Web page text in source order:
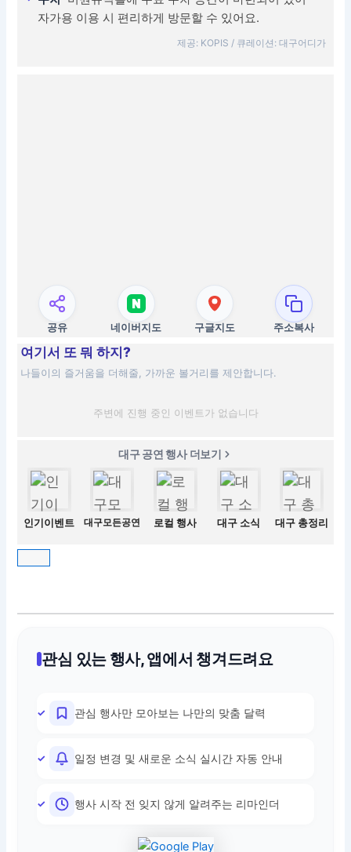
자가용 이용 시 편리하게 방문할 수 있어요.
제공: KOPIS / 큐레이션: 대구어디가
공유 네이버지도 구글지도 주소복사
여기서 또 뭐 하지?
나들이의 즐거움을 더해줄, 가까운 볼거리를 제안합니다.
주변에 진행 중인 이벤트가 없습니다
대구 공연 행사 더보기
인기이벤트 대구모든공연 로컬 행사 대구 소식 대구 총정리
관심 있는 행사, 앱에서 챙겨드려요
관심 행사만 모아보는 나만의 맞춤 달력
일정 변경 및 새로운 소식 실시간 자동 안내
행사 시작 전 잊지 않게 알려주는 리마인더